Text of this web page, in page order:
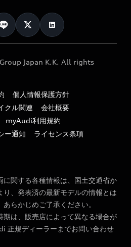
Japan K.K. All rights
個人情報保護方針
クル関連
会社概要
myAudi利用規約
ー通知
ライセンス条項
関する各種情報は、国土交通省か
り、発表済の最新モデルの情報とは
らかじめご了承ください。
は、販売店によって異なる場合が
正規ディーラーまでお問い合わせ